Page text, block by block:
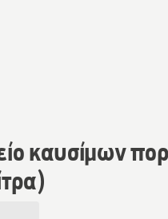
καυσίμων